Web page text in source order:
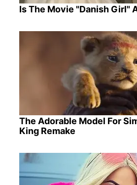
Is The Movie "Danish Girl"
The Adorable Model For
King Remake